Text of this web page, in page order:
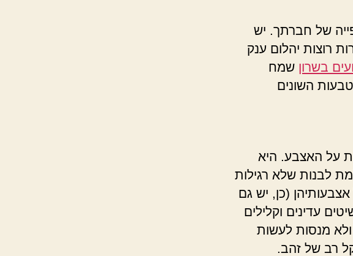
של חברתך. יש
רוצות יהלום ענק
בשרון שמח
השונים
על האצבע. היא
לבנות שלא רגילות
(כן, יש גם
עדינים וקלילים
מנסות לעשות
רב של זהב.